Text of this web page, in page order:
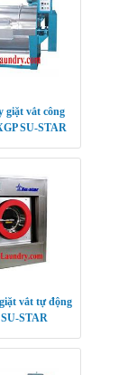
giặt vắt công
SU-STAR
vắt tự động
STAR